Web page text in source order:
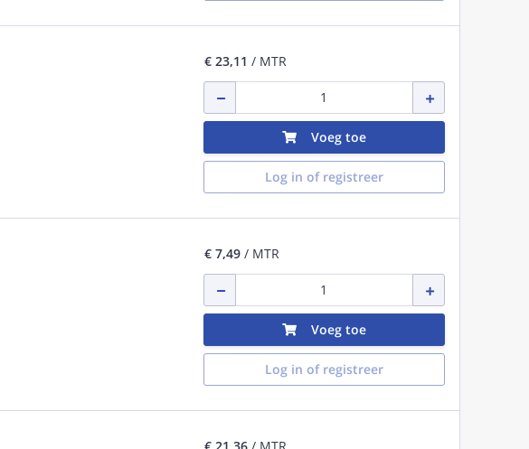
€ 23,11 / MTR
Voeg toe
Log in of registreer
€ 7,49/ MTR
Voeg toe
Log in of registreer